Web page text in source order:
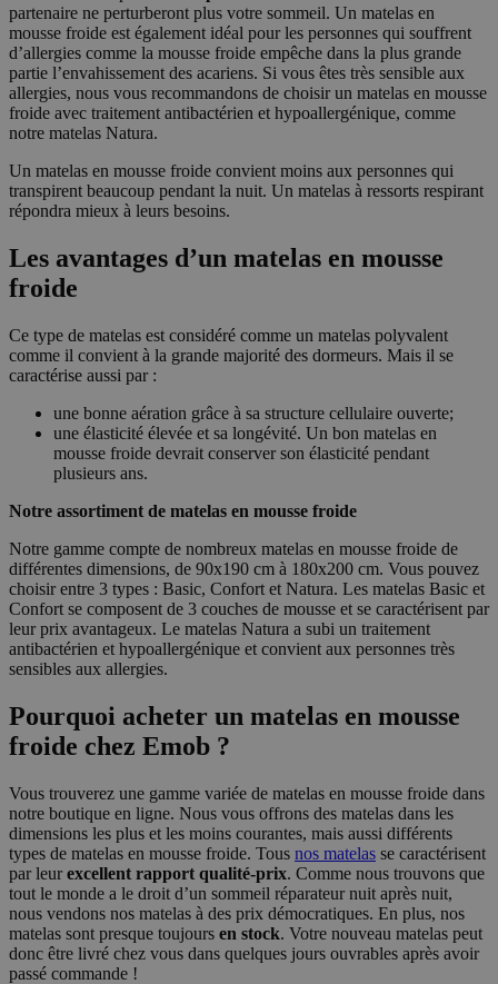
partenaire ne perturberont plus votre sommeil. Un matelas en
mousse froide est également idéal pour les personnes qui souffrent
d’allergies comme la mousse froide empêche dans la plus grande
partie l’envahissement des acariens. Si vous êtes très sensible aux
allergies, nous vous recommandons de choisir un matelas en mousse
froide avec traitement antibactérien et hypoallergénique, comme
notre matelas Natura.
Un matelas en mousse froide convient moins aux personnes qui
transpirent beaucoup pendant la nuit. Un matelas à ressorts respirant
répondra mieux à leurs besoins.
Les avantages d’un matelas en mousse
froide
Ce type de matelas est considéré comme un matelas polyvalent
comme il convient à la grande majorité des dormeurs. Mais il se
caractérise aussi par :
une bonne aération grâce à sa structure cellulaire ouverte;
une élasticité élevée et sa longévité. Un bon matelas en
mousse froide devrait conserver son élasticité pendant
plusieurs ans.
Notre assortiment de matelas en mousse froide
Notre gamme compte de nombreux matelas en mousse froide de
différentes dimensions, de 90x190 cm à 180x200 cm. Vous pouvez
choisir entre 3 types : Basic, Confort et Natura. Les matelas Basic et
Confort se composent de 3 couches de mousse et se caractérisent par
leur prix avantageux. Le matelas Natura a subi un traitement
antibactérien et hypoallergénique et convient aux personnes très
sensibles aux allergies.
Pourquoi acheter un matelas en mousse
froide chez Emob ?
Vous trouverez une gamme variée de matelas en mousse froide dans
notre boutique en ligne. Nous vous offrons des matelas dans les
dimensions les plus et les moins courantes, mais aussi différents
types de matelas en mousse froide. Tous nos matelas se caractérisent
par leurexcellent rapport qualité-prix. Comme nous trouvons que
tout le monde a le droit d’un sommeil réparateur nuit après nuit,
nous vendons nos matelas à des prix démocratiques. En plus, nos
matelas sont presque toujours en stock. Votre nouveau matelas peut
donc être livré chez vous dans quelques jours ouvrables après avoir
passé commande !